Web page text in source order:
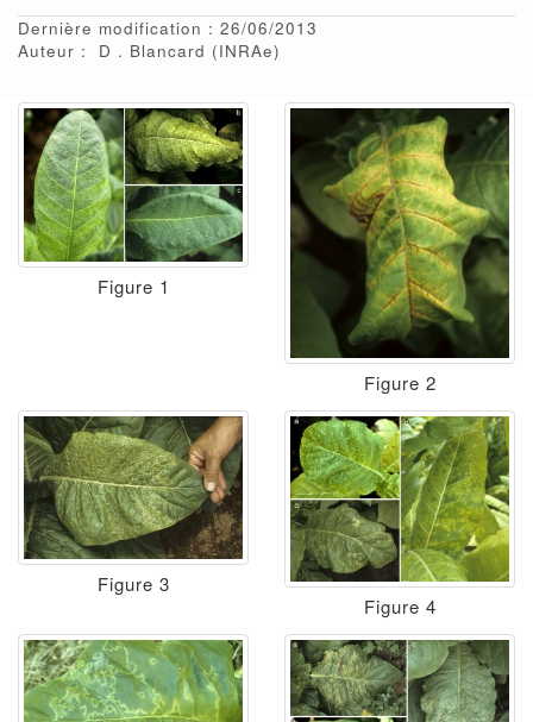
Dernière modification : 26/06/2013
Auteur :
D Blancard (INRAe)
Figure 1
Figure 2
Figure 3
Figure 4